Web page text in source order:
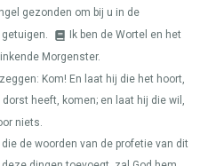
gezonden om bij u in de
Ik ben de Wortel en het
Morgenster.
Kom! En laat hij die het hoort,
dorst heeft, komen; en laat hij die wil,
niets.
de woorden van de profetie van dit